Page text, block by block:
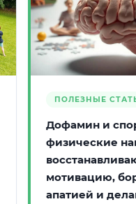
ПОЛЕЗНЫЕ
Дофамин и
физические
мотивацию,
апатией и